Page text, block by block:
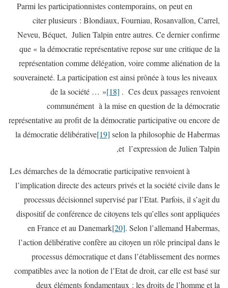
Parmi les participationnistes contemporains, on peut en
citer plusieurs : Blondiaux, Fourniau, Rosanvallon, Carrel,
Neveu, Béquet, Julien Talpin entre autres. Ce dernier confirme
que « la démocratie représentative repose sur une critique de la
représentation comme délégation, voire comme aliénation de la
souveraineté. La participation est ainsi prônée à tous les niveaux
de la société … »[18] . Ces deux passages renvoient
communément à la mise en question de la démocratie
représentative au profit de la démocratie participative ou encore de
la démocratie délibérative[19] selon la philosophie de Habermas
et l’expression de Julien Talpin,
Les démarches de la démocratie participative renvoient à
l’implication directe des acteurs privés et la société civile dans le
processus décisionnel supervisé par l’Etat. Parfois, il s’agit du
dispositif de conférence de citoyens tels qu’elles sont appliquées
en France et au Danemark[20]. Selon l’allemand Habermas,
l’action délibérative confère au citoyen un rôle principal dans le
processus démocratique et dans l’établissement des normes
compatibles avec la notion de l’Etat de droit, car elle est basé sur
deux éléments fondamentaux : les droits de l’homme et la